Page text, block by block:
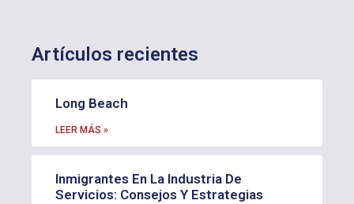
Artículos recientes
Long Beach
LEER MÁS »
Inmigrantes En La Industria De
Servicios: Consejos Y Estrategias